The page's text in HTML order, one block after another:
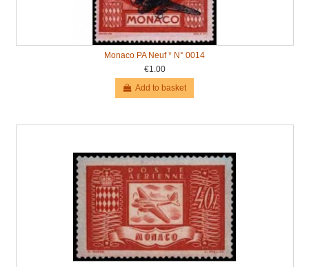
Monaco PA Neuf * N° 0014
€1.00
Add to basket